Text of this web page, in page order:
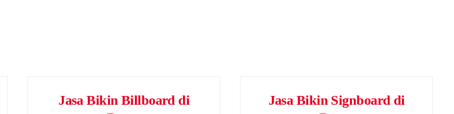
Jasa Bikin Billboard di
Jasa Bikin Signboard di